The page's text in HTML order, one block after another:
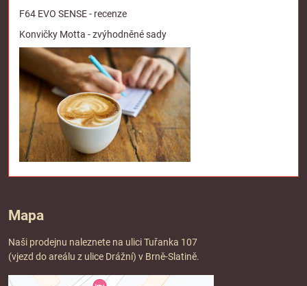
F64 EVO SENSE - recenze
Konvičky Motta - zvýhodněné sady
Mapa
Naši prodejnu naleznete na ulici Tuřanka 107
(vjezd do areálu z ulice Drážní) v Brně-Slatině.